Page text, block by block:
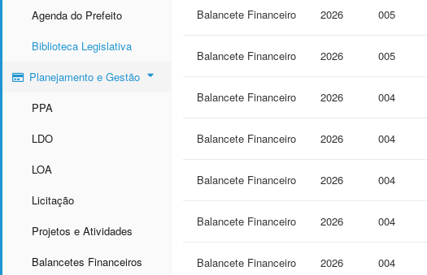
Agenda do Prefeito
Biblioteca Legislativa
Planejamento e Gestão
PPA
LDO
LOA
Licitação
Projetos e Atividades
Balancetes Financeiros
Balancete Financeiro 2026 005
Balancete Financeiro 2026 005
Balancete Financeiro 2026 004
Balancete Financeiro 2026 004
Balancete Financeiro 2026 004
Balancete Financeiro 2026 004
Balancete Financeiro 2026 004